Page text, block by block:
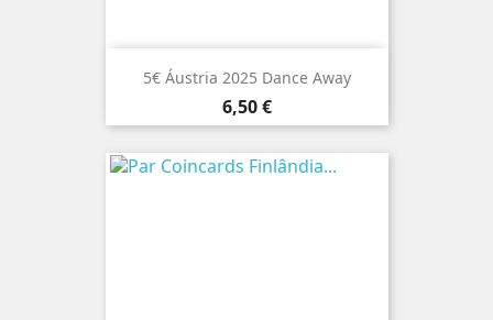
5€ Áustria 2025 Dance Away
Preço
6,50 €